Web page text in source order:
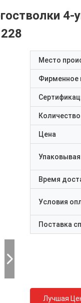
4-
Место
Фирменное
Цена
Время
Условия
Поставка
Лучшая